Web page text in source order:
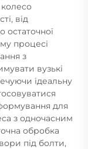
колесо
від
остаточної
процесі
з
вузькі
ідеальну
для
з одночасним
обробка
під болти,